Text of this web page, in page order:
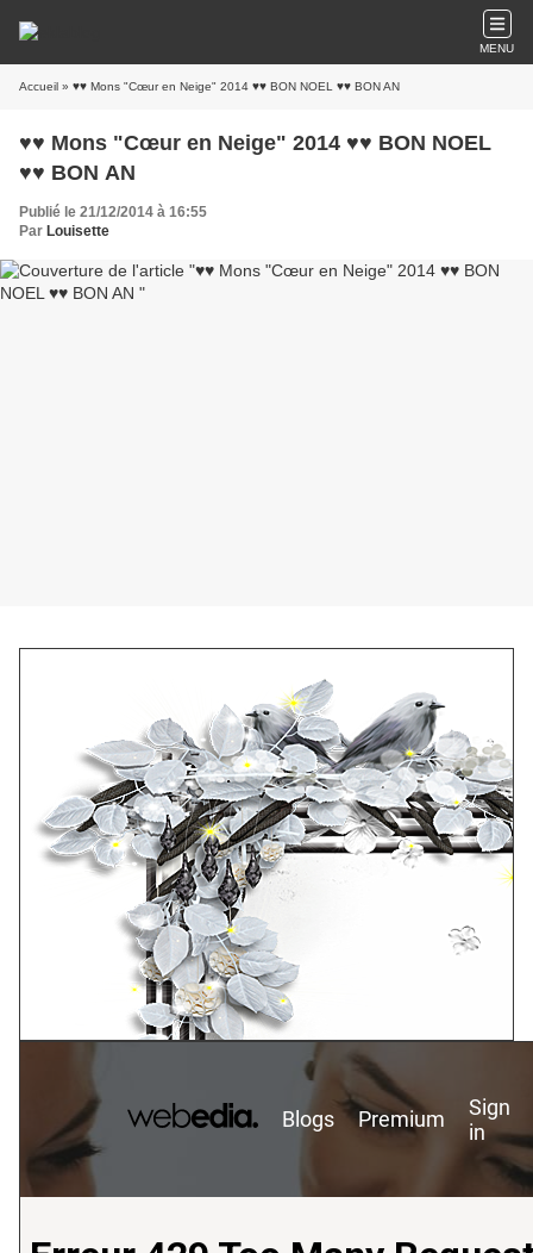
MENU
Accueil » ♥♥ Mons "Cœur en Neige" 2014 ♥♥ BON NOEL ♥♥ BON AN
♥♥ Mons "Cœur en Neige" 2014 ♥♥ BON NOEL
♥♥ BON AN
Publié le 21/12/2014 à 16:55
Par Louisette